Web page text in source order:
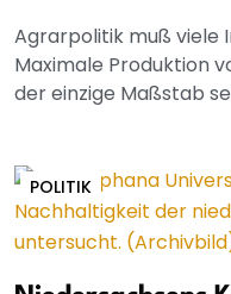
Agrarpolitik muß viele
Maximale Produktion
der einzige Maßstab
POLITIK